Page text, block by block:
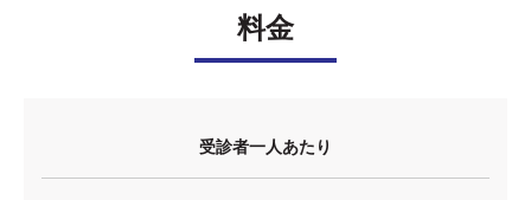
料金
受診者一人あたり